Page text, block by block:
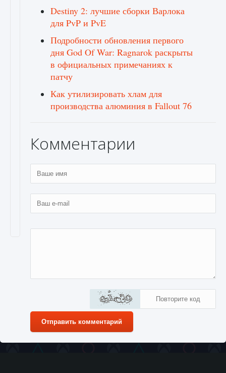
Destiny 2: лучшие сборки Варлока
для PvP и PvE
Подробности обновления первого
дня God Of War: Ragnarok раскрыты
в официальных примечаниях к
патчу
Как утилизировать хлам для
производства алюминия в Fallout 76
Комментарии
Отправить комментарий